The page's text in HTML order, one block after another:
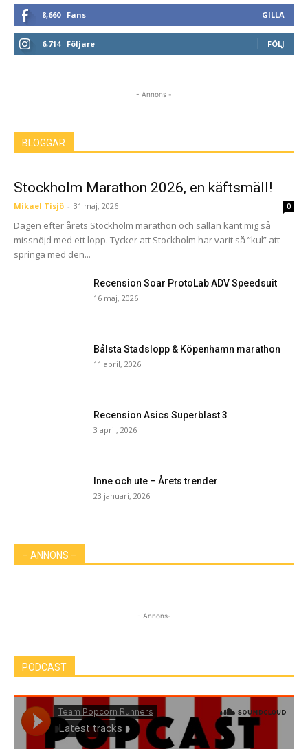
8,660 Fans GILLA
6,714 Följare FÖLJ
- Annons -
BLOGGAR
Stockholm Marathon 2026, en käftsmäll!
Mikael Tisjö - 31 maj, 2026 0
Dagen efter årets Stockholm marathon och sällan känt mig så
missnöjd med ett lopp. Tycker att Stockholm har varit så ”kul” att
springa med den...
Recension Soar ProtoLab ADV Speedsuit
16 maj, 2026
Bålsta Stadslopp & Köpenhamn marathon
11 april, 2026
Recension Asics Superblast 3
3 april, 2026
Inne och ute – Årets trender
23 januari, 2026
– ANNONS –
- Annons-
PODCAST